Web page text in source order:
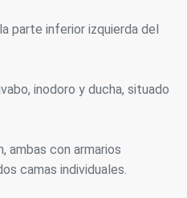
parte inferior izquierda del
inodoro y ducha, situado
ambas con armarios
camas individuales.